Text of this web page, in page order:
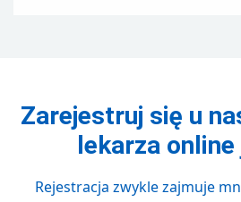
Zarejestruj się u
lekarza
Rejestracja zwykle zajmuje